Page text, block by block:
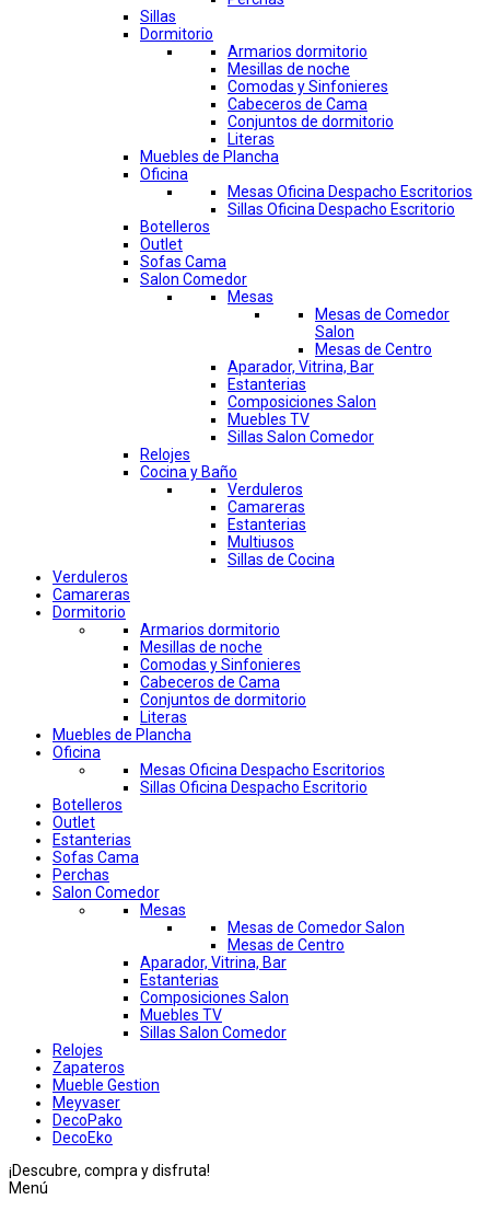
Sillas
Dormitorio
Armarios dormitorio
Mesillas de noche
Comodas y Sinfonieres
Cabeceros de Cama
Conjuntos de dormitorio
Literas
Muebles de Plancha
Oficina
Mesas Oficina Despacho Escritorios
Sillas Oficina Despacho Escritorio
Botelleros
Outlet
Sofas Cama
Salon Comedor
Mesas
Mesas de Comedor
Salon
Mesas de Centro
Aparador, Vitrina, Bar
Estanterias
Composiciones Salon
Muebles TV
Sillas Salon Comedor
Relojes
Cocina y Baño
Verduleros
Camareras
Estanterias
Multiusos
Sillas de Cocina
Verduleros
Camareras
Dormitorio
Armarios dormitorio
Mesillas de noche
Comodas y Sinfonieres
Cabeceros de Cama
Conjuntos de dormitorio
Literas
Muebles de Plancha
Oficina
Mesas Oficina Despacho Escritorios
Sillas Oficina Despacho Escritorio
Botelleros
Outlet
Estanterias
Sofas Cama
Perchas
Salon Comedor
Mesas
Mesas de Comedor Salon
Mesas de Centro
Aparador, Vitrina, Bar
Estanterias
Composiciones Salon
Muebles TV
Sillas Salon Comedor
Relojes
Zapateros
Mueble Gestion
Meyvaser
DecoPako
DecoEko
¡Descubre, compra y disfruta!
Menú